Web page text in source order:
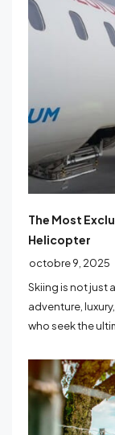
The Most
Helicopter
octobre 9, 2025
Skiing is not just
adventure,
who seek the